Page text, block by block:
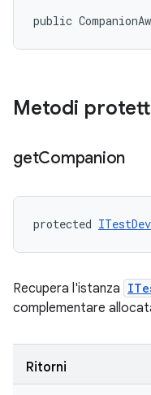
public
Metodi
getCompanion
protected
Recupera l'istanza
complementare
Ritorni